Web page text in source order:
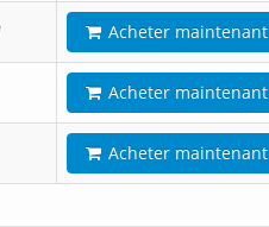
Acheter maintenant
Acheter maintenant
Acheter maintenant